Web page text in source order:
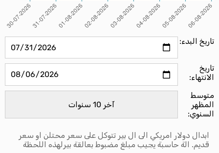
تاريخ البدء:
تاريخ
الانتهاء:
متوسط ​​
المظهر
السنوي:
ابدال دولار امريكي الى ال بير تتوكل على سعر محتلن او سعر
قديم. الة حاسبة يجيب مبلغ مضبوط بعالقة بيرلهذه اللحظة